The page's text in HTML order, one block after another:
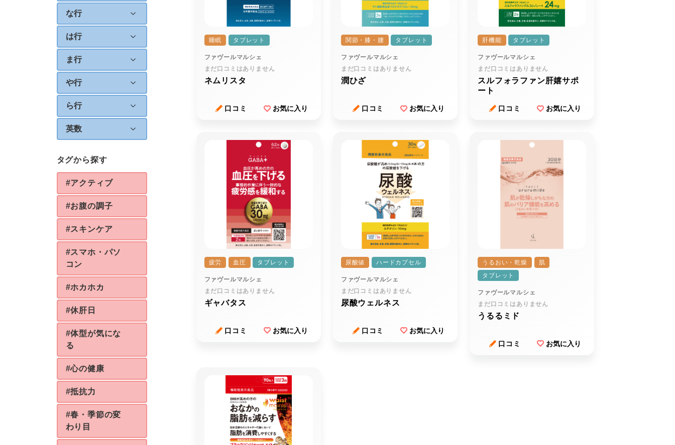
な行
は行
ま行
や行
ら行
英数
タグから探す
#アクティブ
#お腹の調子
#スキンケア
#スマホ・パソ
コン
#ホカホカ
#休肝日
#体型が気にな
る
#心の健康
#抵抗力
#春・季節の変
わり目
睡眠 タブレット
ファヴールマルシェ
まだ口コミはありません
ネムリスタ
口コミ お気に入り
関節・膝・腰 タブレット
ファヴールマルシェ
まだ口コミはありません
潤ひざ
口コミ お気に入り
肝機能 タブレット
ファヴールマルシェ
まだ口コミはありません
スルフォラファン肝嬉サポ
ート
口コミ お気に入り
疲労 血圧 タブレット
ファヴールマルシェ
まだ口コミはありません
ギャバタス
口コミ お気に入り
尿酸値 ハードカプセル
ファヴールマルシェ
まだ口コミはありません
尿酸ウェルネス
口コミ お気に入り
うるおい・乾燥
肌
タブレット
ファヴールマルシェ
まだ口コミはありません
うるるミド
口コミ お気に入り